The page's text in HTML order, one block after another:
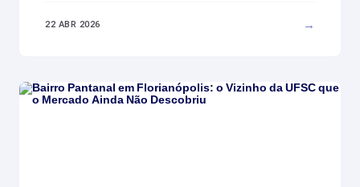
22 ABR 2026 →